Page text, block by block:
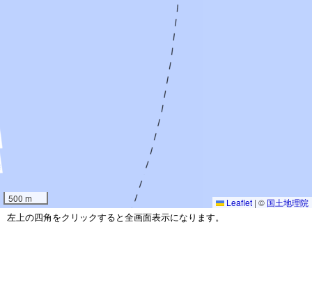
500 m Leaflet | © 国土地理院
左上の四角をクリックすると全画面表示になります。